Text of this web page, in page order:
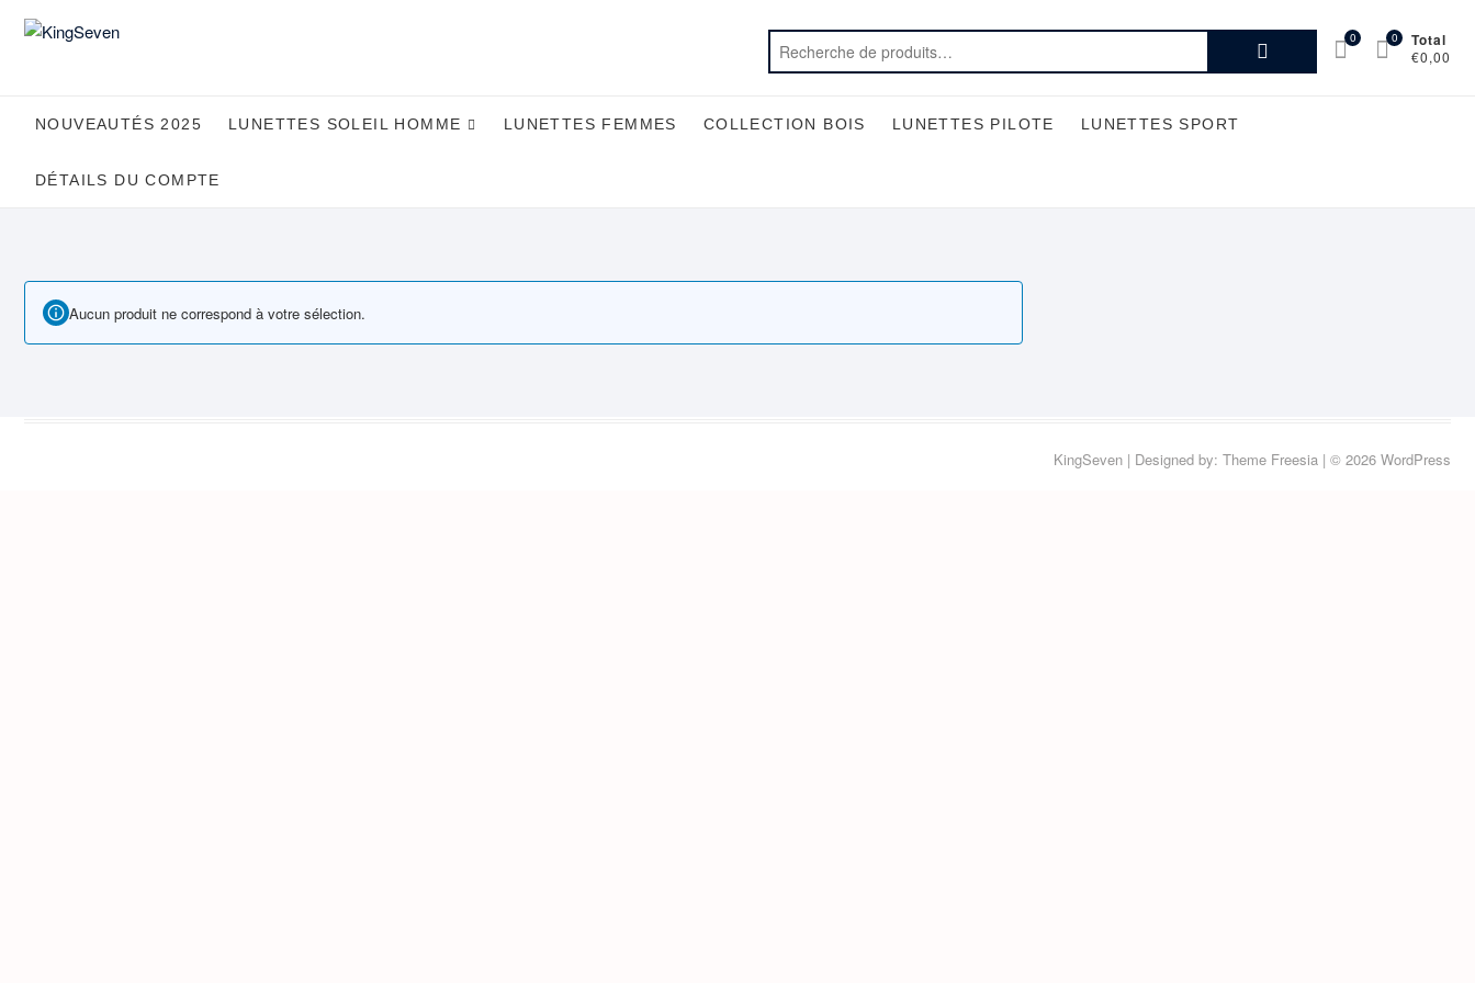
Recherche
0 Total
€0,00
0
NOUVEAUTÉS 2025 LUNETTES SOLEIL HOMME LUNETTES FEMMES COLLECTION BOIS LUNETTES PILOTE LUNETTES SPORT
DÉTAILS DU COMPTE
Aucun produit ne correspond à votre sélection.
KingSeven | Designed by: Theme Freesia | © 2026 WordPress